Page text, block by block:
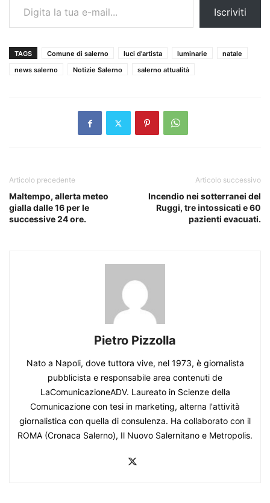
Iscriviti
TAGS Comune di salerno luci d'artista luminarie
natale
news salerno
Notizie Salerno salerno attualità
Articolo precedente
Maltempo, allerta meteo
gialla dalle 16 per le
successive 24 ore.
Articolo successivo
Incendio nei sotterranei del
Ruggi, tre intossicati e 60
pazienti evacuati.
Pietro Pizzolla
Nato a Napoli, dove tuttora vive, nel 1973, è giornalista
pubblicista e responsabile area contenuti de
LaComunicazioneADV. Laureato in Scienze della
Comunicazione con tesi in marketing, alterna l'attività
giornalistica con quella di consulenza. Ha collaborato con il
ROMA (Cronaca Salerno), Il Nuovo Salernitano e Metropolis.